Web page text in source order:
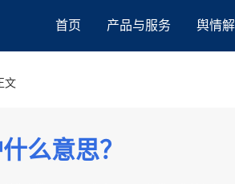
首页 产品与服务 舆情
文
么意思？